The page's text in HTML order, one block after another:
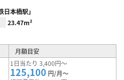
本橋駅」
23.47m²
月額目安
1日当たり 3,400円～
125,100 円/月～